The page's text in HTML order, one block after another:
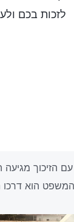
לזכות בכם